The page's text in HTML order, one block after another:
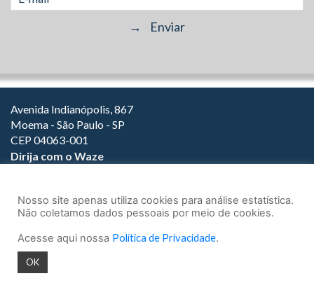
Avenida Indianópolis, 867
Moema - São Paulo - SP
CEP 04063-001
Dirija com o Waze
(11) 3147-1800
© 2026.
Nosso site apenas utiliza cookies para análise estatística.
Não coletamos dados pessoais por meio de cookies.
Acesse aqui nossa Política de Privacidade.
OK